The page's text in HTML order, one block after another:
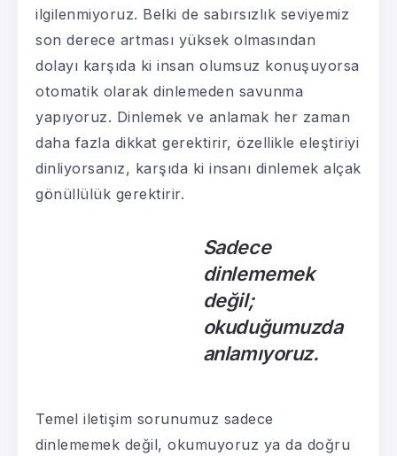
ilgilenmiyoruz. Belki de sabırsızlık seviyemiz
son derece artması yüksek olmasından
dolayı karşıda ki insan olumsuz konuşuyorsa
otomatik olarak dinlemeden savunma
yapıyoruz. Dinlemek ve anlamak her zaman
daha fazla dikkat gerektirir, özellikle eleştiriyi
dinliyorsanız, karşıda ki insanı dinlemek alçak
gönüllülük gerektirir.
Sadece
dinlememek
değil;
okuduğumuzda
anlamıyoruz.
Temel iletişim sorunumuz sadece
dinlememek değil, okumuyoruz ya da doğru